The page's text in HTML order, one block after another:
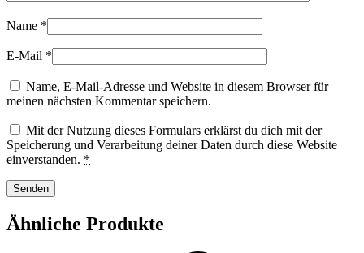
Name *
E-Mail *
Name, E-Mail-Adresse und Website in diesem Browser für
meinen nächsten Kommentar speichern.
Mit der Nutzung dieses Formulars erklärst du dich mit der
Speicherung und Verarbeitung deiner Daten durch diese Website
einverstanden. *
Ähnliche Produkte